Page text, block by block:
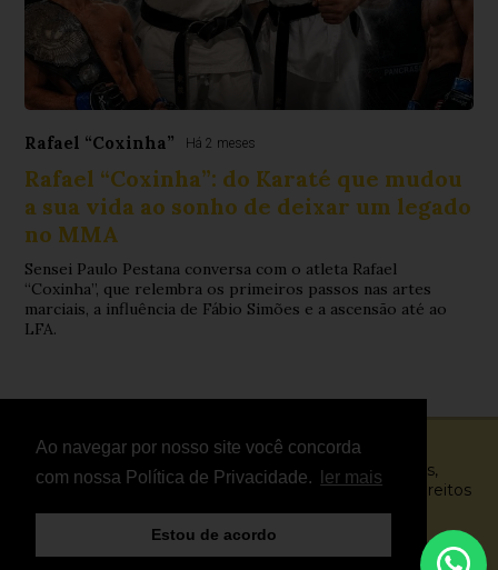
Ao navegar por nosso site você concorda
com nossa Política de Privacidade.
ler mais
Estou de acordo
Rafael “Coxinha” Há 2 meses
Rafael “Coxinha”: do Karaté que mudou
a sua vida ao sonho de deixar um legado
no MMA
Sensei Paulo Pestana conversa com o atleta Rafael
“Coxinha”, que relembra os primeiros passos nas artes
marciais, a influência de Fábio Simões e a ascensão até ao
LFA.
© Copyright 2026 - FightNews - Atletas, Equipas,
Eventos, Notícias, Vídeos e Entrevistas - Todos os direitos
reservados